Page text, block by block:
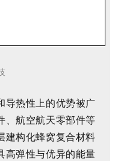
导热性上的优势被广
、航空航天零部件等
建构化蜂窝复合材料
高弹性与优异的能量